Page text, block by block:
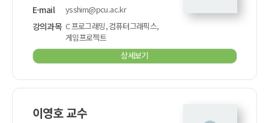
E-mail ysshim@pcu.ac.kr
강의과목 C 프로그래밍, 컴퓨터그래픽스,
게임프로젝트
상세보기
이영호 교수